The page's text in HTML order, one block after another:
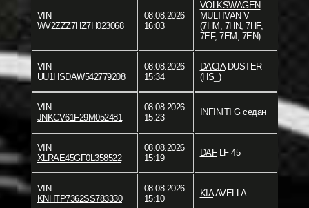
VIN
WV2ZZZ7HZ7H023068
08.08.2026
16:03
VOLKSWAGEN
MULTIVAN V
(7HM, 7HN, 7HF,
7EF, 7EM, 7EN)
VIN
UU1HSDAW542779208
08.08.2026
15:34
DACIADUSTER
(HS_)
VIN
JNKCV61F29M052481
08.08.2026
15:23
INFINITI G седан
VIN
XLRAE45GF0L358522
08.08.2026
15:19
DAFLF 45
VIN
KNHTP7362SS783330
08.08.2026
15:10
KIAAVELLA